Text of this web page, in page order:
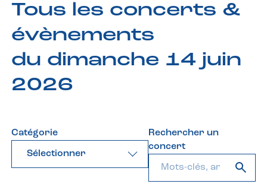
Tous les concerts &
évènements
du dimanche 14 juin
2026
Catégorie
Sélectionner
Rechercher un
concert